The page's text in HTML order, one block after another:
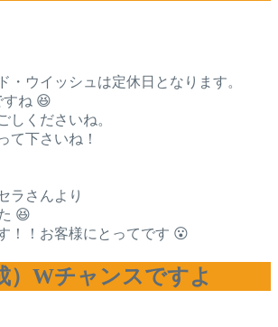
・ウイッシュは定休日となります。
すね 😆
しくださいね。
て下さいね！
ラさんより
😆
！！お客様にとってです 😮
）Wチャンスですよ